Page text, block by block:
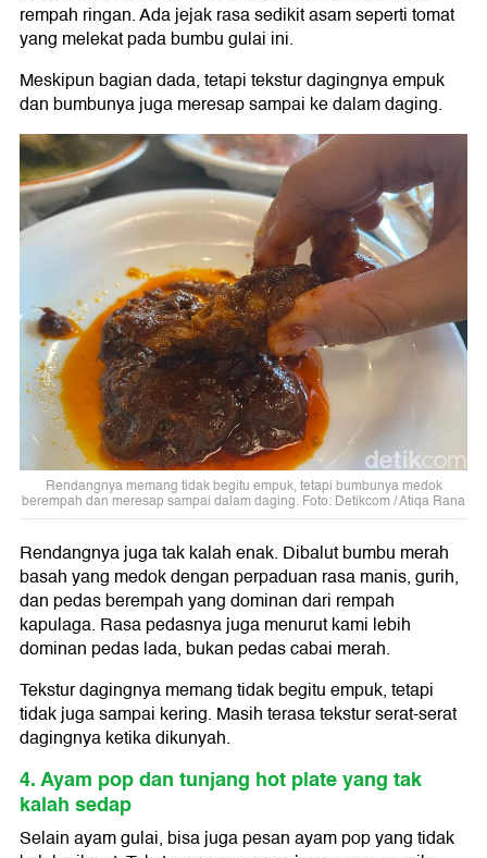
rempah ringan. Ada jejak rasa sedikit asam seperti tomat
yang melekat pada bumbu gulai ini.
Meskipun bagian dada, tetapi tekstur dagingnya empuk
dan bumbunya juga meresap sampai ke dalam daging.
Rendangnya memang tidak begitu empuk, tetapi bumbunya medok
berempah dan meresap sampai dalam daging. Foto: Detikcom / Atiqa Rana
Rendangnya juga tak kalah enak. Dibalut bumbu merah
basah yang medok dengan perpaduan rasa manis, gurih,
dan pedas berempah yang dominan dari rempah
kapulaga. Rasa pedasnya juga menurut kami lebih
dominan pedas lada, bukan pedas cabai merah.
Tekstur dagingnya memang tidak begitu empuk, tetapi
tidak juga sampai kering. Masih terasa tekstur serat-serat
dagingnya ketika dikunyah.
4. Ayam pop dan tunjang hot plate yang tak
kalah sedap
Selain ayam gulai, bisa juga pesan ayam pop yang tidak